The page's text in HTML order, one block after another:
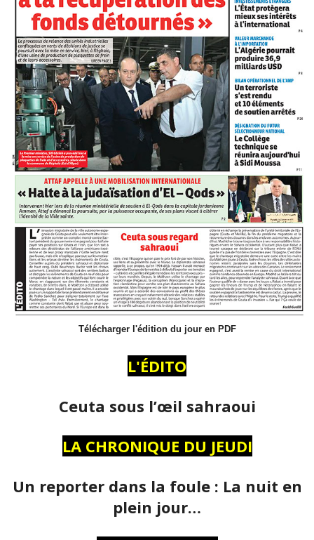
Télécharger l'édition du jour en PDF
L'ÉDITO
Ceuta sous l’œil sahraoui
LA CHRONIQUE DU JEUDI
Un reporter dans la foule : La nuit en
plein jour…